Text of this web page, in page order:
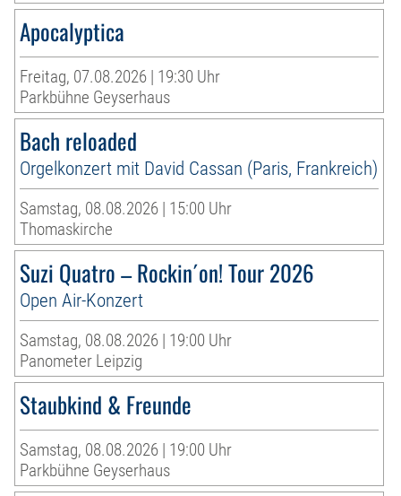
Apocalyptica
Freitag, 07.08.2026 | 19:30 Uhr
Parkbühne Geyserhaus
Bach reloaded
Orgelkonzert mit David Cassan (Paris, Frankreich)
Samstag, 08.08.2026 | 15:00 Uhr
Thomaskirche
Suzi Quatro – Rockin´on! Tour 2026
Open Air-Konzert
Samstag, 08.08.2026 | 19:00 Uhr
Panometer Leipzig
Staubkind & Freunde
Samstag, 08.08.2026 | 19:00 Uhr
Parkbühne Geyserhaus